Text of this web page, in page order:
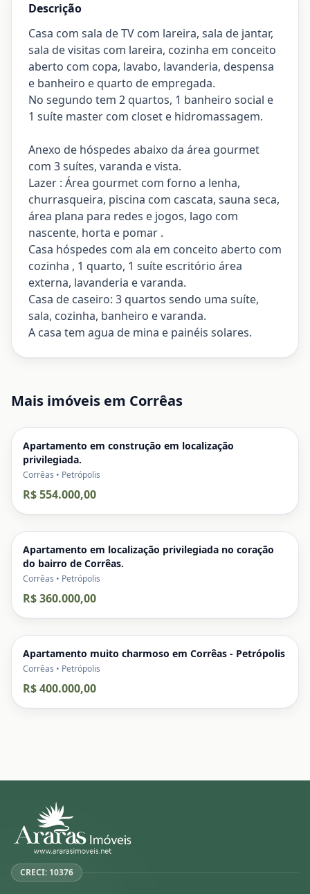
Descrição
Casa com sala de TV com lareira, sala de jantar,
sala de visitas com lareira, cozinha em conceito
aberto com copa, lavabo, lavanderia, despensa
e banheiro e quarto de empregada.
No segundo tem 2 quartos, 1 banheiro social e
1 suíte master com closet e hidromassagem.
Anexo de hóspedes abaixo da área gourmet
com 3 suítes, varanda e vista.
Lazer : Área gourmet com forno a lenha,
churrasqueira, piscina com cascata, sauna seca,
área plana para redes e jogos, lago com
nascente, horta e pomar .
Casa hóspedes com ala em conceito aberto com
cozinha , 1 quarto, 1 suíte escritório área
externa, lavanderia e varanda.
Casa de caseiro: 3 quartos sendo uma suíte,
sala, cozinha, banheiro e varanda.
A casa tem agua de mina e painéis solares.
Mais imóveis em Corrêas
Apartamento em construção em localização
privilegiada.
Corrêas • Petrópolis
R$ 554.000,00
Apartamento em localização privilegiada no coração
do bairro de Corrêas.
Corrêas • Petrópolis
R$ 360.000,00
Apartamento muito charmoso em Corrêas - Petrópolis
Corrêas • Petrópolis
R$ 400.000,00
CRECI: 10376